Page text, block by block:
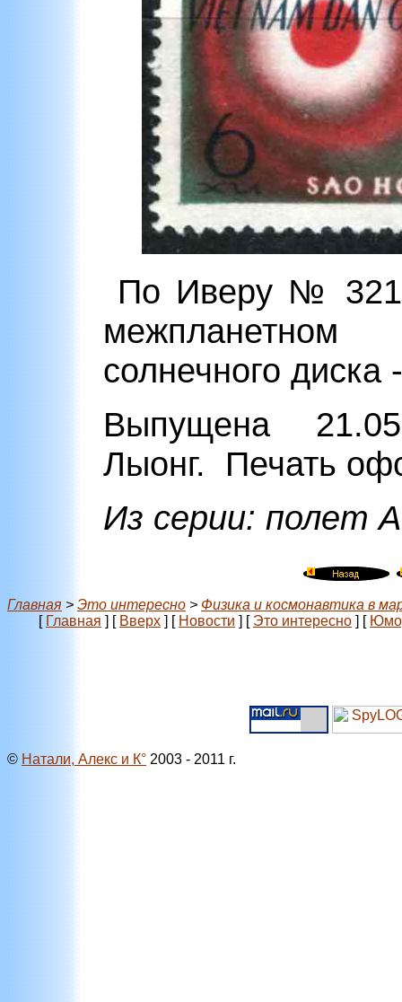
По Иверу №
солнечного диска
Выпущена
Лыонг. Печать
Из серии: полет
Главная > Это интересно > Физика и космонавтика в
[ Главная ] [ Вверх ] [ Новости ] [ Это интересно ] [
© Натали, Алекс и К° 2003 - 2011 г.